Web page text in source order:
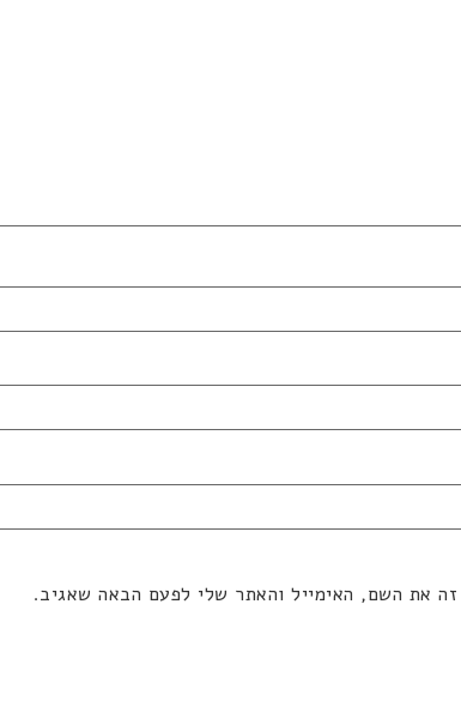
את השם, האימייל והאתר שלי לפעם הבאה שאגיב.